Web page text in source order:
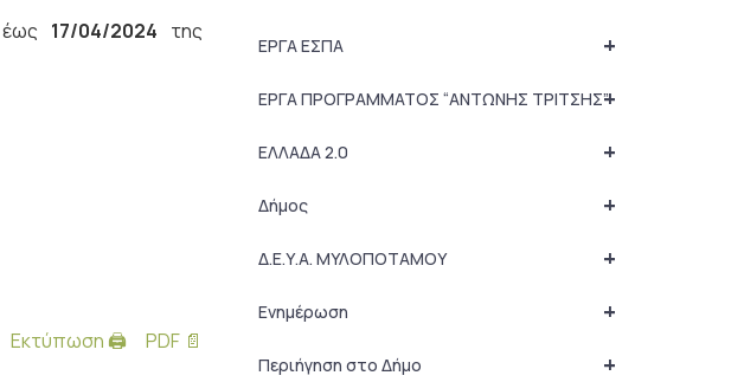
έως 17/04/2024 της
Εκτύπωση 🖨 PDF 📄
+
ΕΡΓΑ ΕΣΠΑ
+
ΕΡΓΑ ΠΡΟΓΡΑΜΜΑΤΟΣ “ΑΝΤΩΝΗΣ ΤΡΙΤΣΗΣ”
+
ΕΛΛΑΔΑ 2.0
+
Δήμος
+
Δ.Ε.Υ.Α. ΜΥΛΟΠΟΤΑΜΟΥ
+
Ενημέρωση
+
Περιήγηση στο Δήμο